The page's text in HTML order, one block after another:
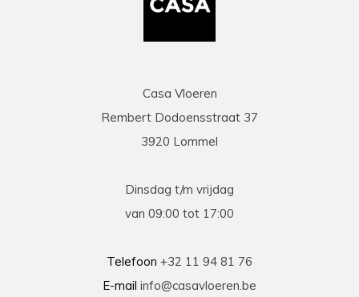
Casa Vloeren
Rembert Dodoensstraat 37
3920 Lommel
Dinsdag t/m vrijdag
van 09:00 tot 17:00
Telefoon +32 11 94 81 76
E-mail info@casavloeren.be